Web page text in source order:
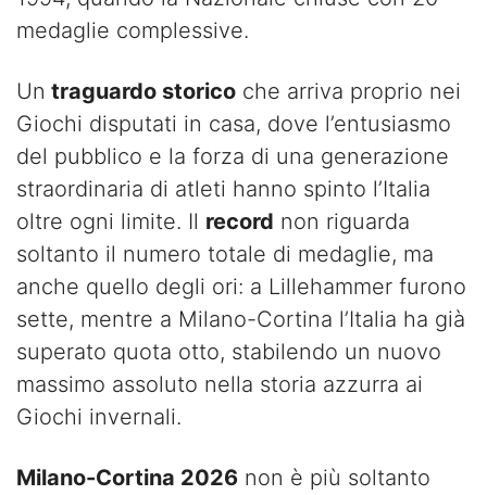
medaglie complessive.
Un traguardo storico che arriva proprio nei
Giochi disputati in casa, dove l’entusiasmo
del pubblico e la forza di una generazione
straordinaria di atleti hanno spinto l’Italia
oltre ogni limite. Il record non riguarda
soltanto il numero totale di medaglie, ma
anche quello degli ori: a Lillehammer furono
sette, mentre a Milano-Cortina l’Italia ha già
superato quota otto, stabilendo un nuovo
massimo assoluto nella storia azzurra ai
Giochi invernali.
Milano-Cortina 2026 non è più soltanto